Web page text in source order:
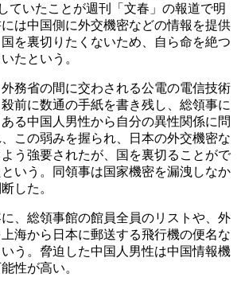
ていたことが週刊「文春」の報道で明
は中国側に外交機密などの情報を提供
を裏切りたくないため、自ら命を絶つ
たという。
務省の間に交わされる公電の電信技術
前に数通の手紙を書き残し、総領事に
る中国人男性から自分の異性関係に問
この弱みを握られ、日本の外交機密な
う強要されたが、国を裏切ることがで
いう。同領事は国家機密を漏洩しなか
した。
、総領事館の館員全員のリストや、外
海から日本に郵送する飛行機の便名な
う。脅迫した中国人男性は中国情報機
性が高い。